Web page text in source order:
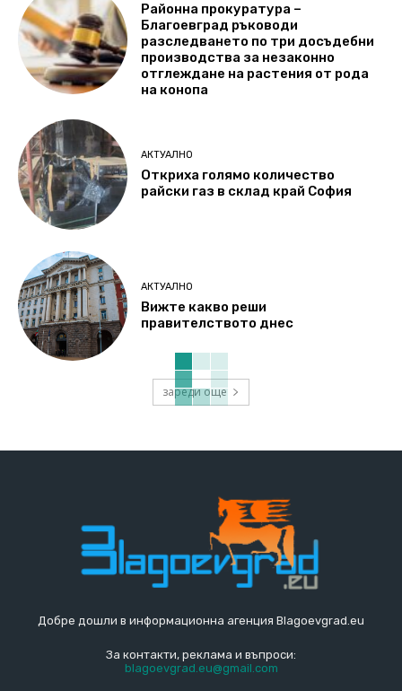
Районна прокуратура –
Благоевград ръководи
разследването по три досъдебни
производства за незаконно
отглеждане на растения от рода
на конопа
АКТУАЛНО
Откриха голямо количество
райски газ в склад край София
АКТУАЛНО
Вижте какво реши
правителството днес
зареди още
Добре дошли в информационна агенция Blagoevgrad.eu
За контакти, реклама и въпроси:
blagoevgrad.eu@gmail.com